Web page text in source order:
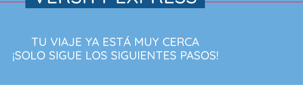
TU VIAJE YA ESTÁ MUY CERCA
¡SOLO SIGUE LOS SIGUIENTES PASOS!